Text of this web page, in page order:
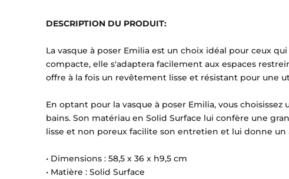
DESCRIPTION DU PRODUIT:
La vasque à poser Emilia est un choix idéal pour ceux
compacte, elle s'adaptera facilement aux espaces
offre à la fois un revêtement lisse et résistant pour une
En optant pour la vasque à poser Emilia, vous
bains. Son matériau en Solid Surface lui confère une
lisse et non poreux facilite son entretien et lui donne
• Dimensions : 58,5 x 36 x h9,5 cm
• Matière : Solid Surface